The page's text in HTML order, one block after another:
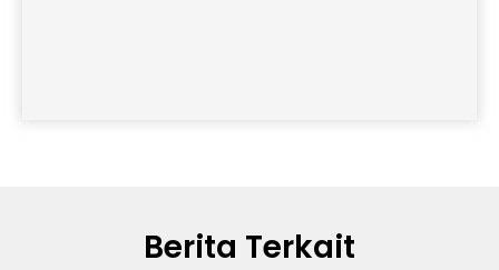
Berita Terkait